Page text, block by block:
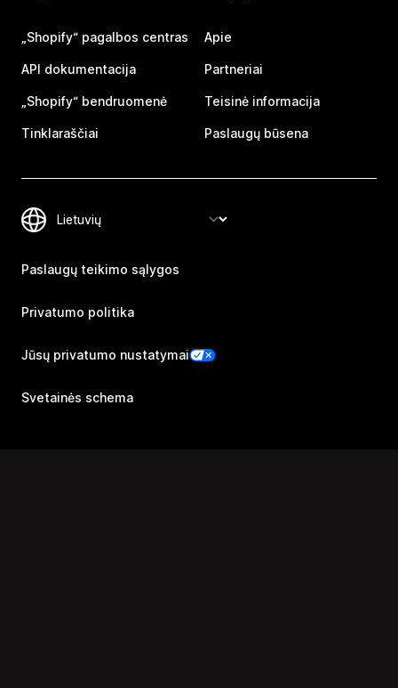
„Shopify“ pagalbos centras
API dokumentacija
„Shopify“ bendruomenė
Tinklaraščiai
Apie
Partneriai
Teisinė informacija
Paslaugų būsena
Paslaugų teikimo sąlygos
Privatumo politika
Jūsų privatumo nustatymai
Svetainės schema